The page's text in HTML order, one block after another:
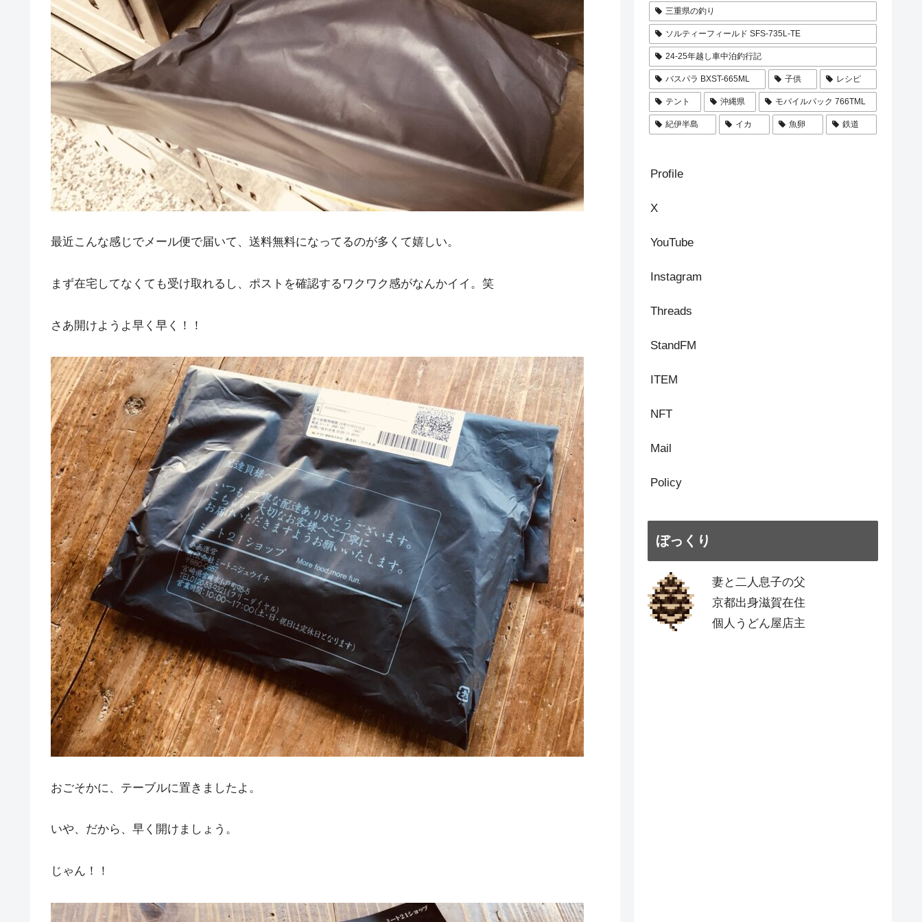
最近こんな感じでメール便で届いて、送料無料になってるのが多くて嬉しい。
まず在宅してなくても受け取れるし、ポストを確認するワクワク感がなんかイイ。笑
さあ開けようよ早く早く！！
おごそかに、テーブルに置きましたよ。
いや、だから、早く開けましょう。
じゃん！！
三重県の釣り
ソルティーフィールド SFS-735L-TE
24-25年越し車中泊釣行記
バスパラ BXST-665ML 子供 レシピ
テント 沖縄県 モバイルパック 766TML
紀伊半島 イカ 魚卵 鉄道
Profile
X
YouTube
Instagram
Threads
StandFM
ITEM
NFT
Mail
Policy
ぼっくり
妻と二人息子の父
京都出身滋賀在住
個人うどん屋店主